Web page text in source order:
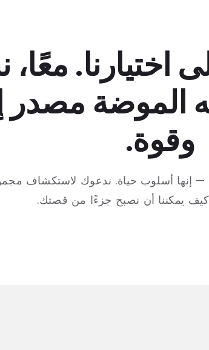
معًا،
الموضة مصدر
وقوة.
— إنها أسلوب حياة. ندعوك لاستكشاف
يمكننا أن نصبح جزءًا من قصتك.